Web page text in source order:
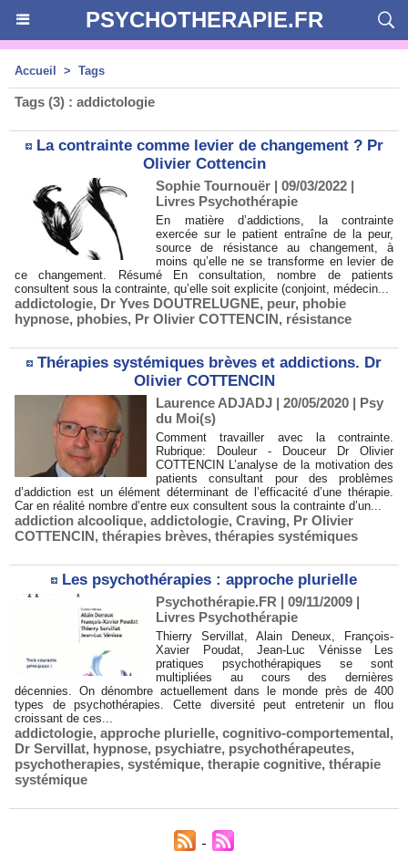
PSYCHOTHERAPIE.FR
Accueil > Tags
Tags (3) : addictologie
La contrainte comme levier de changement ? Pr
Olivier Cottencin
Sophie Tournouër | 09/03/2022 |
Livres Psychothérapie
En matière d’addictions, la contrainte
exercée sur le patient entraîne de la peur,
source de résistance au changement, à
moins qu’elle ne se transforme en levier de
ce changement. Résumé En consultation, nombre de patients
consultent sous la contrainte, qu’elle soit explicite (conjoint, médecin...
addictologie, Dr Yves DOUTRELUGNE, peur, phobie
hypnose, phobies, Pr Olivier COTTENCIN, résistance
Thérapies systémiques brèves et addictions. Dr
Olivier COTTENCIN
Laurence ADJADJ | 20/05/2020 | Psy
du Moi(s)
Comment travailler avec la contrainte.
Rubrique: Douleur - Douceur Dr Olivier
COTTENCIN L’analyse de la motivation des
patients consultant pour des problèmes
d’addiction est un élément déterminant de l’efficacité d’une thérapie.
Car en réalité nombre d’entre eux consultent sous la contrainte d’un...
addiction alcoolique, addictologie, Craving, Pr Olivier
COTTENCIN, thérapies brèves, thérapies systémiques
Les psychothérapies : approche plurielle
Psychothérapie.FR | 09/11/2009 |
Livres Psychothérapie
Thierry Servillat, Alain Deneux, François-
Xavier Poudat, Jean-Luc Vénisse Les
pratiques psychothérapiques se sont
multipliées au cours des dernières
décennies. On dénombre actuellement dans le monde près de 400
types de psychothérapies. Cette diversité peut entretenir un flou
croissant de ces...
addictologie, approche plurielle, cognitivo-comportemental,
Dr Servillat, hypnose, psychiatre, psychothérapeutes,
psychotherapies, systémique, therapie cognitive, thérapie
systémique